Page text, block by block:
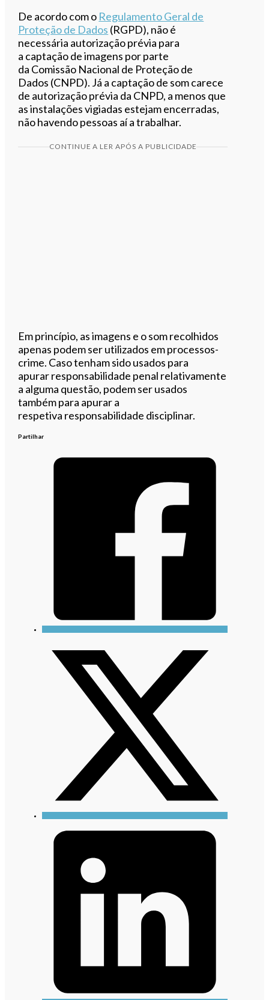
De acordo com o Regulamento Geral de
Proteção de Dados (RGPD), não é
necessária autorização prévia para
a captação de imagens por parte
da Comissão Nacional de Proteção de
Dados (CNPD). Já a captação de som carece
de autorização prévia da CNPD, a menos que
as instalações vigiadas estejam encerradas,
não havendo pessoas aí a trabalhar.
CONTINUE A LER APÓS A PUBLICIDADE
Em princípio, as imagens e o som recolhidos
apenas podem ser utilizados em processos-
crime. Caso tenham sido usados para
apurar responsabilidade penal relativamente
a alguma questão, podem ser usados
também para apurar a
respetiva responsabilidade disciplinar.
Partilhar